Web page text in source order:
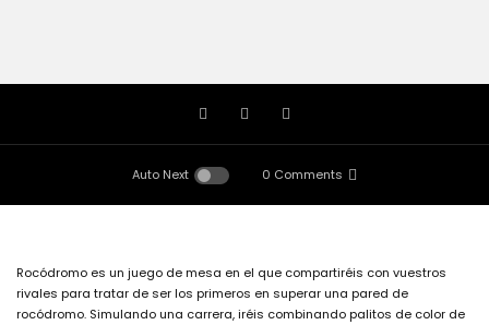
Auto Next 0 Comments
Rocódromo es un juego de mesa en el que compartiréis con vuestros
rivales para tratar de ser los primeros en superar una pared de
rocódromo. Simulando una carrera, iréis combinando palitos de color de